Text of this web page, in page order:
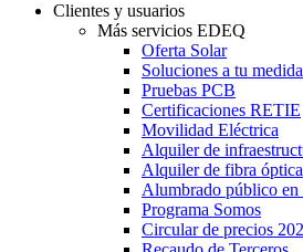
Clientes y usuarios
Más servicios EDEQ
Oferta Solar
Soluciones a tu medida
Pruebas PCB
Certificaciones RETIE
Movilidad Eléctrica
Alquiler de
Alquiler de fibra óptica
Alumbrado público
Programa Somos
Circular de precios